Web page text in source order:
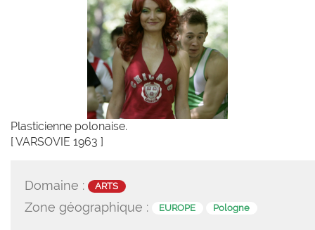
Plasticienne polonaise.
[ VARSOVIE 1963 ]
Domaine : ARTS
Zone géographique : EUROPE Pologne